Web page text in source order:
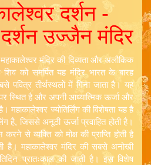
दर्शन -
उज्जैन मंदिर
मंदिर की दिव्यता और अलौकिक
को समर्पित यह मंदिर भारत के बारह
पवित्र तीर्थस्थलों में गिना जाता है। यह
पर स्थित है और अपनी आध्यात्मिक ऊर्जा और
महाकालेश्वर ज्योतिर्लिंग की विशेषता यह है
है, जिससे अनूठी ऊर्जा प्रवाहित होती है।
करने से व्यक्ति को मोक्ष की प्राप्ति होती है
है। महाकालेश्वर मंदिर की सबसे अनोखी
प्रातःकाल की जाती है। इस विशेष